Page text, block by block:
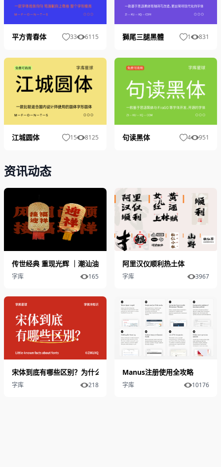
平方青春体 33 6115 獅尾三腿黑體 1 831
江城圆体 15 8125 句读黑体 4 951
资讯动态
传世经典 重现光辉 ｜潮汕油纸灯笼 字体勾勒乡愁
字库 165
阿里汉仪顺利热土体
字库 3967
宋体到底有哪些区别？为什么有些高级，有些却显得很“土”
字库 218
​Manus注册使用全攻略
字库 10176